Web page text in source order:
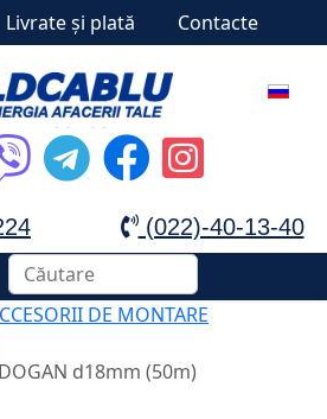
Livrate și plată Contacte
(022)-40-13-40
DE MONTARE
d18mm (50m)